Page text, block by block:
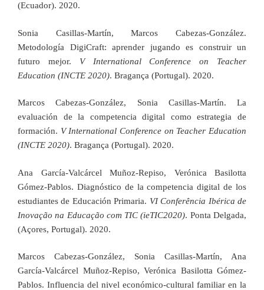
(Ecuador). 2020.
Sonia Casillas-Martín, Marcos Cabezas-González.
Metodología DigiCraft: aprender jugando es construir un
futuro mejor. V International Conference on Teacher
Education (INCTE 2020). Bragança (Portugal). 2020.
Marcos Cabezas-González, Sonia Casillas-Martín. La
evaluación de la competencia digital como estrategia de
formación. V International Conference on Teacher Education
(INCTE 2020). Bragança (Portugal). 2020.
Ana García-Valcárcel Muñoz-Repiso, Verónica Basilotta
Gómez-Pablos. Diagnóstico de la competencia digital de los
estudiantes de Educación Primaria. VI Conferência Ibérica de
Inovação na Educação com TIC (ieTIC2020). Ponta Delgada,
(Açores, Portugal). 2020.
Marcos Cabezas-González, Sonia Casillas-Martín, Ana
García-Valcárcel Muñoz-Repiso, Verónica Basilotta Gómez-
Pablos. Influencia del nivel económico-cultural familiar en la